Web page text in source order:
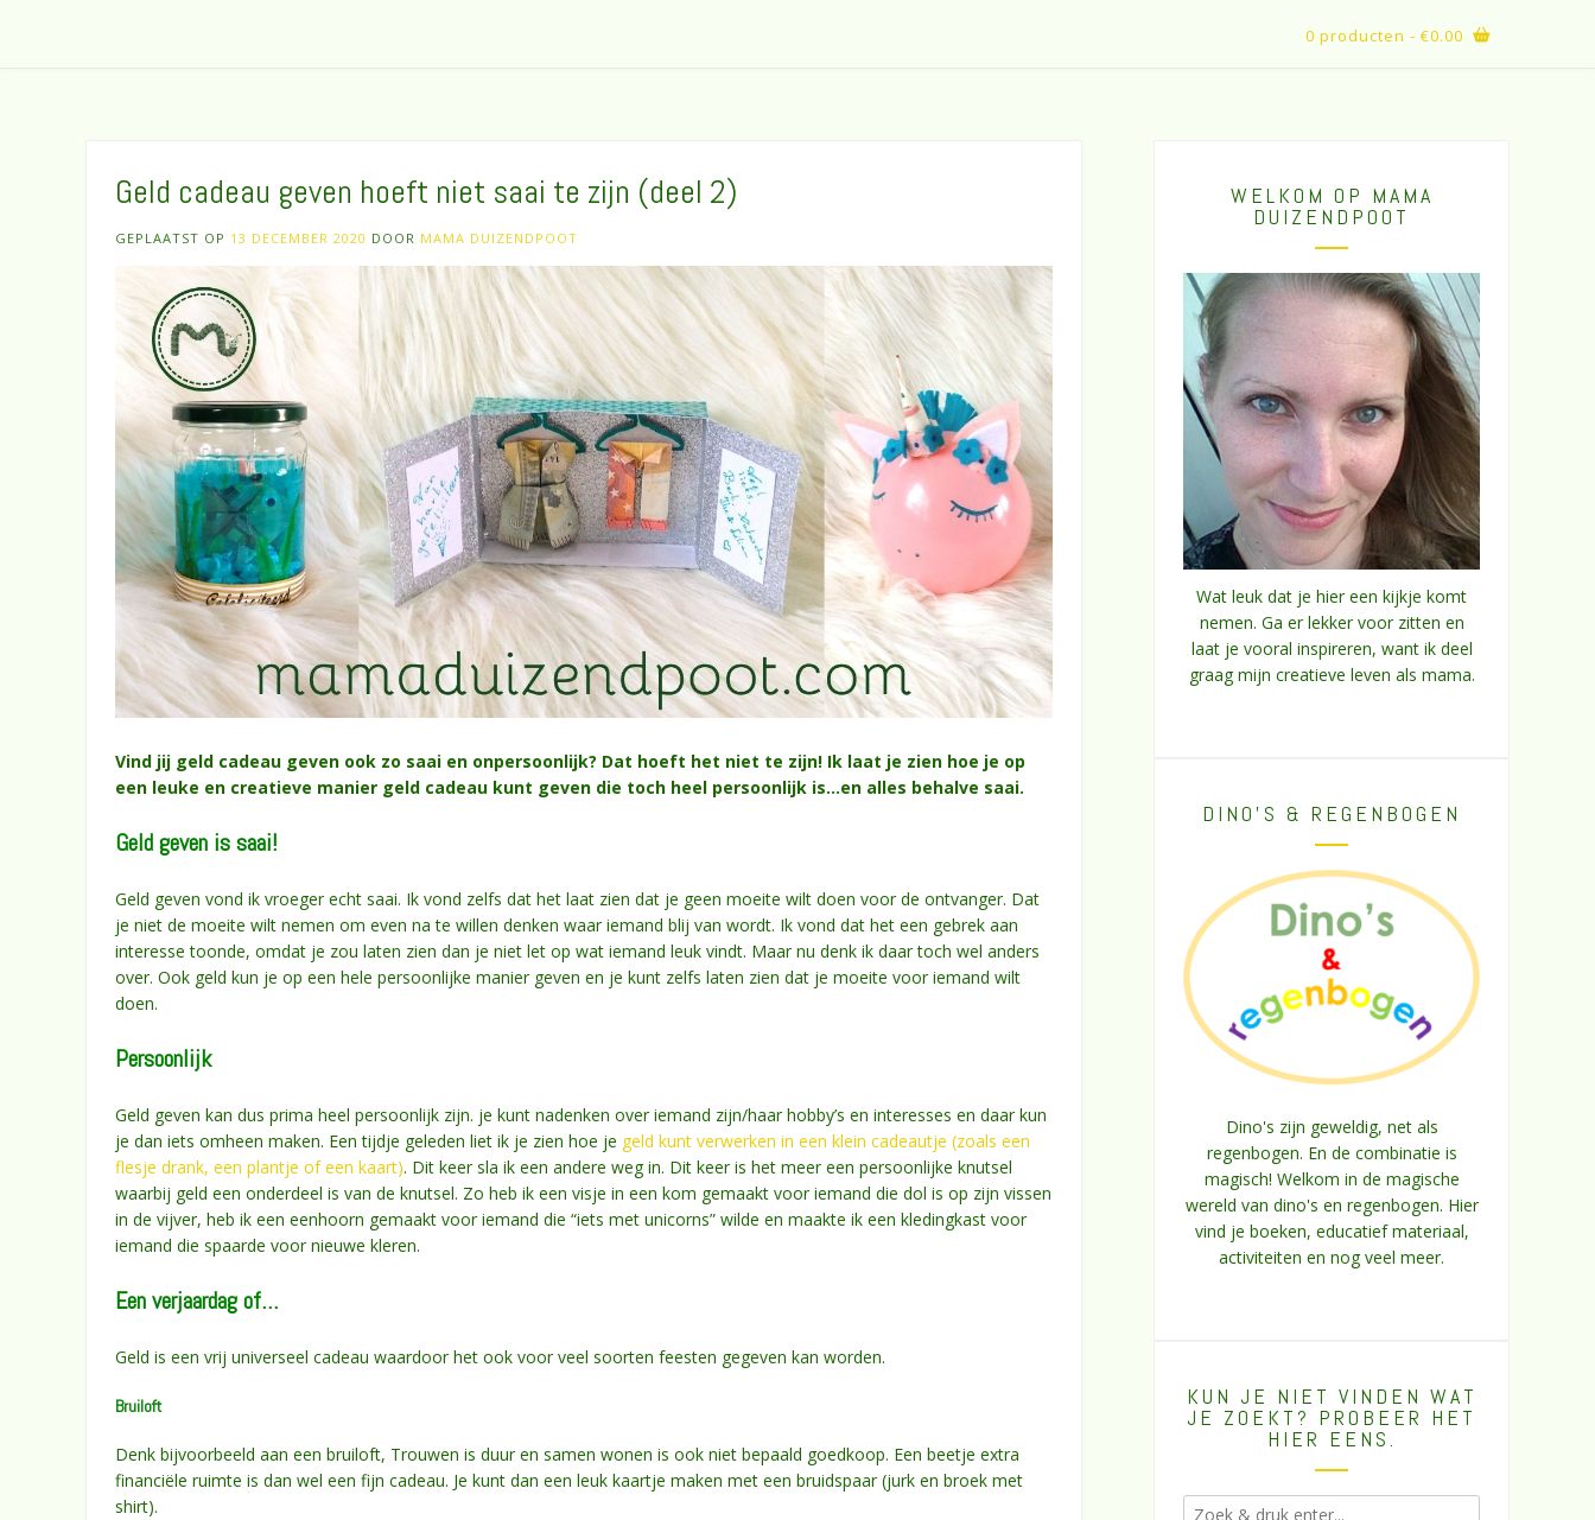
0 producten - €0.00
Geld cadeau geven hoeft niet saai te zijn (deel 2)
GEPLAATST OP 13 DECEMBER 2020 DOOR MAMA DUIZENDPOOT
Vind jij geld cadeau geven ook zo saai en onpersoonlijk? Dat hoeft het niet te zijn! Ik laat je zien hoe je op
een leuke en creatieve manier geld cadeau kunt geven die toch heel persoonlijk is…en alles behalve saai.
Geld geven is saai!
Geld geven vond ik vroeger echt saai. Ik vond zelfs dat het laat zien dat je geen moeite wilt doen voor de ontvanger. Dat
je niet de moeite wilt nemen om even na te willen denken waar iemand blij van wordt. Ik vond dat het een gebrek aan
interesse toonde, omdat je zou laten zien dan je niet let op wat iemand leuk vindt. Maar nu denk ik daar toch wel anders
over. Ook geld kun je op een hele persoonlijke manier geven en je kunt zelfs laten zien dat je moeite voor iemand wilt
doen.
Persoonlijk
Geld geven kan dus prima heel persoonlijk zijn. je kunt nadenken over iemand zijn/haar hobby’s en interesses en daar kun
je dan iets omheen maken. Een tijdje geleden liet ik je zien hoe je geld kunt verwerken in een klein cadeautje (zoals een
flesje drank, een plantje of een kaart). Dit keer sla ik een andere weg in. Dit keer is het meer een persoonlijke knutsel
waarbij geld een onderdeel is van de knutsel. Zo heb ik een visje in een kom gemaakt voor iemand die dol is op zijn vissen
in de vijver, heb ik een eenhoorn gemaakt voor iemand die “iets met unicorns” wilde en maakte ik een kledingkast voor
iemand die spaarde voor nieuwe kleren.
Een verjaardag of…
Geld is een vrij universeel cadeau waardoor het ook voor veel soorten feesten gegeven kan worden.
Bruiloft
Denk bijvoorbeeld aan een bruiloft, Trouwen is duur en samen wonen is ook niet bepaald goedkoop. Een beetje extra
financiële ruimte is dan wel een fijn cadeau. Je kunt dan een leuk kaartje maken met een bruidspaar (jurk en broek met
shirt).
WELKOM OP MAMA
DUIZENDPOOT
Wat leuk dat je hier een kijkje komt
nemen. Ga er lekker voor zitten en
laat je vooral inspireren, want ik deel
graag mijn creatieve leven als mama.
DINO’S & REGENBOGEN
Dino's zijn geweldig, net als
regenbogen. En de combinatie is
magisch! Welkom in de magische
wereld van dino's en regenbogen. Hier
vind je boeken, educatief materiaal,
activiteiten en nog veel meer.
KUN JE NIET VINDEN WAT
JE ZOEKT? PROBEER HET
HIER EENS.